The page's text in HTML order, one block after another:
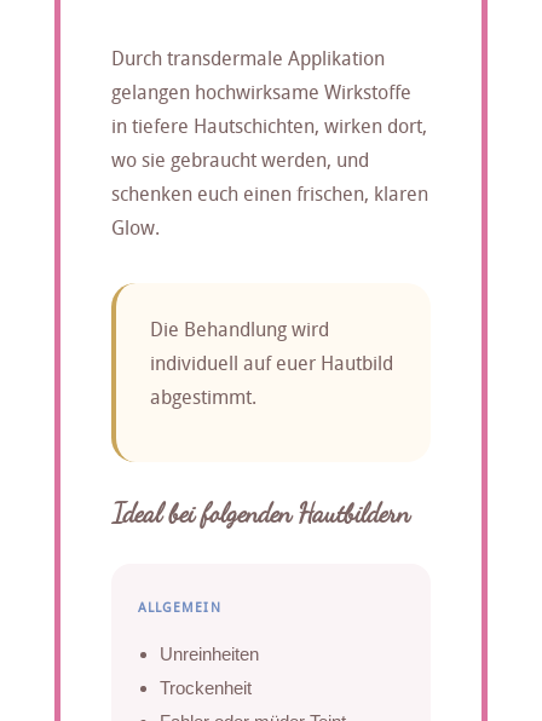
Durch transdermale Applikation
gelangen hochwirksame Wirkstoffe
in tiefere Hautschichten, wirken dort,
wo sie gebraucht werden, und
schenken euch einen frischen, klaren
Glow.
Die Behandlung wird
individuell auf euer Hautbild
abgestimmt.
Ideal bei folgenden Hautbildern
ALLGEMEIN
Unreinheiten
Trockenheit